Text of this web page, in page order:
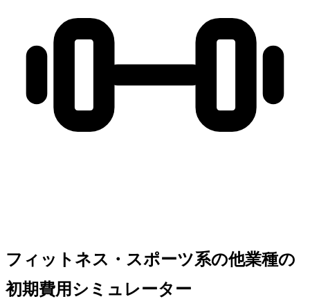
フィットネス・スポーツ系の他業種の
初期費用シミュレーター